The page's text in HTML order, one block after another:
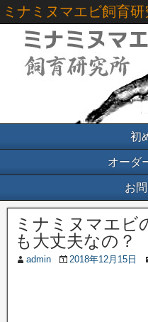
ミナミヌマエビ飼育
初
オーダ
お
ミナミヌマエビ
も大丈夫なの？
admin 2018年12月15日